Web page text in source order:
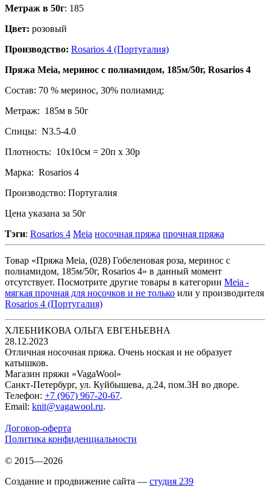
Метраж в 50г: 185
Цвет: розовый
Производство: Rosarios 4 (Португалия)
Пряжа Meia, меринос с полиамидом, 185м/50г, Rosarios 4
Состав: 70 % меринос, 30% полиамид;
Метраж: 185м в 50г
Спицы: N3.5-4.0
Плотность: 10х10см = 20п х 30р
Марка: Rosarios 4
Производство: Португалия
Цена указана за 50г
Тэги: Rosarios 4 Meia носочная пряжа прочная пряжа
Товар «Пряжа Meia, (028) Гобеленовая роза, меринос с
полиамидом, 185м/50г, Rosarios 4» в данный момент
отсутствует. Посмотрите другие товары в категории Meia -
мягкая прочная для носочков и не только или у производителя
Rosarios 4 (Португалия)
ХЛЕБНИКОВА ОЛЬГА ЕВГЕНЬЕВНА
28.12.2023
Отличная носочная пряжа. Очень ноская и не образует
катышков.
Магазин пряжи «VagaWool»
Санкт-Петербург, ул. Куйбышева, д.24, пом.3Н во дворе.
Телефон: +7 (967) 967-20-67.
Email: knit@vagawool.ru.
Договор-оферта
Политика конфиденциальности
© 2015—2026
Создание и продвижение сайта — студия 239